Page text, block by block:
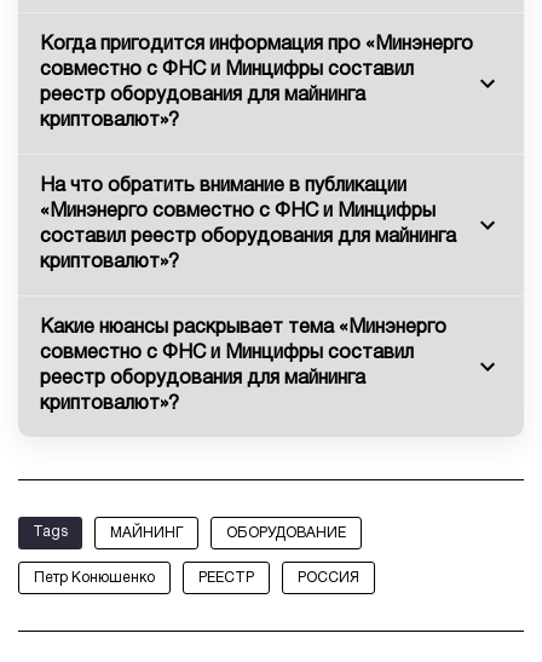
Когда пригодится информация про «Минэнерго
совместно с ФНС и Минцифры составил
реестр оборудования для майнинга
криптовалют»?
На что обратить внимание в публикации
«Минэнерго совместно с ФНС и Минцифры
составил реестр оборудования для майнинга
криптовалют»?
Какие нюансы раскрывает тема «Минэнерго
совместно с ФНС и Минцифры составил
реестр оборудования для майнинга
криптовалют»?
Tags МАЙНИНГ ОБОРУДОВАНИЕ
Петр Конюшенко РЕЕСТР РОССИЯ